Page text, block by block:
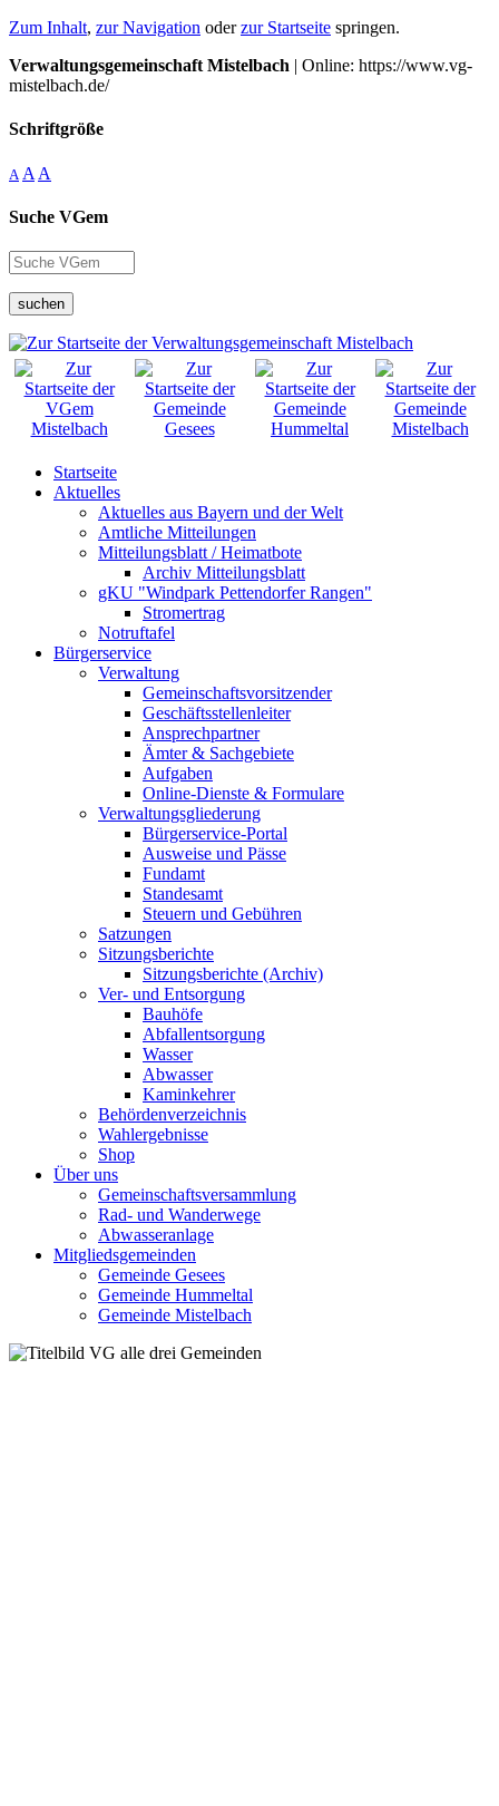
Zum Inhalt, zur Navigation oderzur Startseite springen.
Verwaltungsgemeinschaft Mistelbach | Online: https://www.vg-
mistelbach.de/
Schriftgröße
A A A
Suche VGem
suchen
Startseite
Aktuelles
Aktuelles aus Bayern und der Welt
Amtliche Mitteilungen
Mitteilungsblatt / Heimatbote
Archiv Mitteilungsblatt
gKU "Windpark Pettendorfer Rangen"
Stromertrag
Notruftafel
Bürgerservice
Verwaltung
Gemeinschaftsvorsitzender
Geschäftsstellenleiter
Ansprechpartner
Ämter & Sachgebiete
Aufgaben
Online-Dienste & Formulare
Verwaltungsgliederung
Bürgerservice-Portal
Ausweise und Pässe
Fundamt
Standesamt
Steuern und Gebühren
Satzungen
Sitzungsberichte
Sitzungsberichte (Archiv)
Ver- und Entsorgung
Bauhöfe
Abfallentsorgung
Wasser
Abwasser
Kaminkehrer
Behördenverzeichnis
Wahlergebnisse
Shop
Über uns
Gemeinschaftsversammlung
Rad- und Wanderwege
Abwasseranlage
Mitgliedsgemeinden
Gemeinde Gesees
Gemeinde Hummeltal
Gemeinde Mistelbach